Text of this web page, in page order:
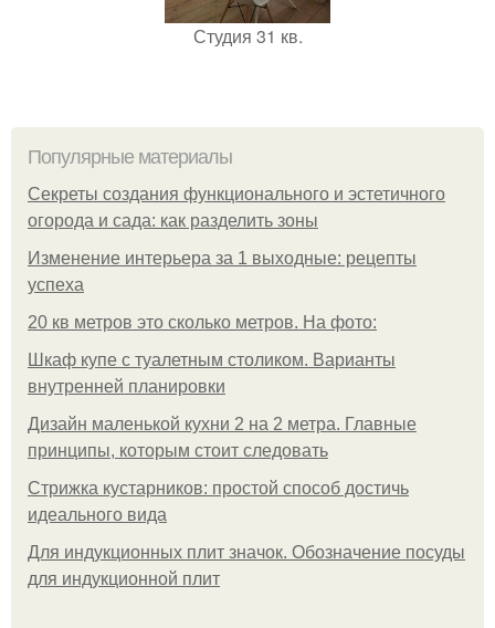
Студия 31 кв.
Популярные материалы
Секреты создания функционального и эстетичного
огорода и сада: как разделить зоны
Изменение интерьера за 1 выходные: рецепты
успеха
20 кв метров это сколько метров. На фото:
Шкаф купе с туалетным столиком. Варианты
внутренней планировки
Дизайн маленькой кухни 2 на 2 метра. Главные
принципы, которым стоит следовать
Стрижка кустарников: простой способ достичь
идеального вида
Для индукционных плит значок. Обозначение посуды
для индукционной плит